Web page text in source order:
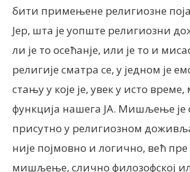
бити примењене религиозне
Јер, шта је уопште религиозни
ли је то осећанје, или је то и
религије сматра се, у једном је
стању у које је, увек у исто
функција нашега ЈА. Мишљење је
присутно у религиозном
није појмовно и логично, већ
мишљење, слично филозофској